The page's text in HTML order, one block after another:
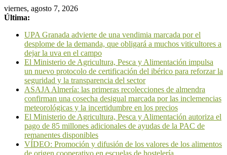
viernes, agosto 7, 2026
Última:
UPA Granada advierte de una vendimia marcada por el
desplome de la demanda, que obligará a muchos viticultores a
dejar la uva en el campo
El Ministerio de Agricultura, Pesca y Alimentación impulsa
un nuevo protocolo de certificación del ibérico para reforzar la
seguridad y la transparencia del sector
ASAJA Almería: las primeras recolecciones de almendra
confirman una cosecha desigual marcada por las inclemencias
meteorológicas y la incertidumbre en los precios
El Ministerio de Agricultura, Pesca y Alimentación autoriza el
pago de 85 millones adicionales de ayudas de la PAC de
remanentes disponibles
VÍDEO: Promoción y difusión de los valores de los alimentos
de origen cooperativo en escuelas de hostelería